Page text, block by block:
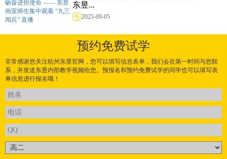
东昱...
热 2025-09-05
预约免费试学
非常感谢您关注杭州东昱官网，您可以填写信息表单，我们会在第一时间与您联
系，并发送东昱内部教学视频给您。预报名和预约免费试学的同学也可以填写表
单信息进行报名哦！